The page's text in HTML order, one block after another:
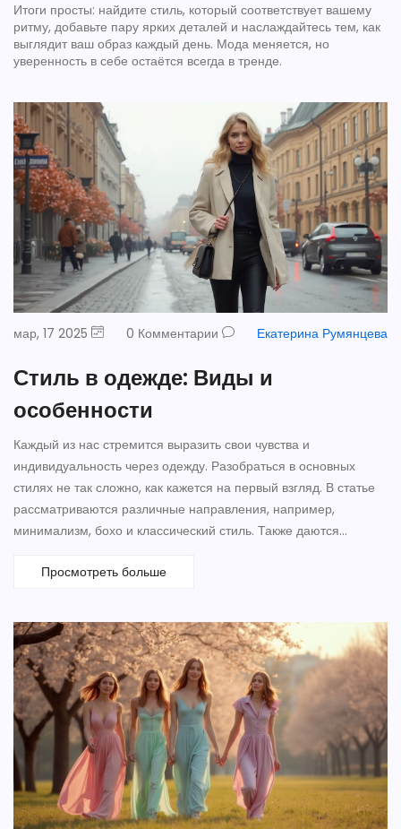
Итоги просты: найдите стиль, который соответствует вашему
ритму, добавьте пару ярких деталей и наслаждайтесь тем, как
выглядит ваш образ каждый день. Мода меняется, но
уверенность в себе остаётся всегда в тренде.
мар, 17 2025 0 Комментарии Екатерина Румянцева
Стиль в одежде: Виды и
особенности
Каждый из нас стремится выразить свои чувства и
индивидуальность через одежду. Разобраться в основных
стилях не так сложно, как кажется на первый взгляд. В статье
рассматриваются различные направления, например,
минимализм, бохо и классический стиль. Также даются
стиля и их комбинированию.
Просмотреть больше